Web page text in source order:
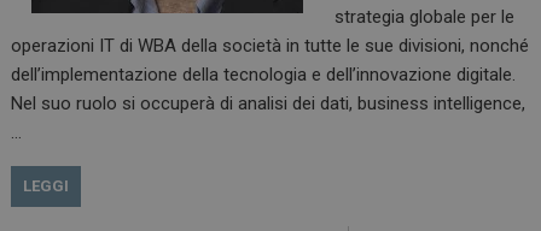
strategia globale per le
operazioni IT di WBA della società in tutte le sue divisioni, nonché
dell’implementazione della tecnologia e dell’innovazione digitale.
Nel suo ruolo si occuperà di analisi dei dati, business intelligence,
LEGGI